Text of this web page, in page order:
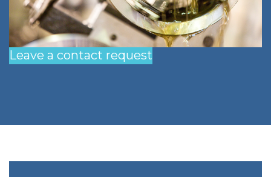
Leave a contact request